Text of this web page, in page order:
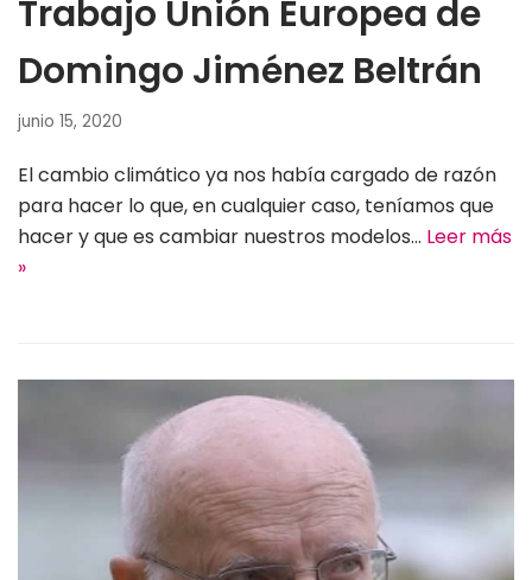
Trabajo Unión Europea de
Domingo Jiménez Beltrán
junio 15, 2020
El cambio climático ya nos había cargado de razón
para hacer lo que, en cualquier caso, teníamos que
hacer y que es cambiar nuestros modelos… Leer más
»